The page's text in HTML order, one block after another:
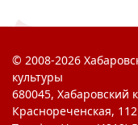
© 2008-2026
культуры
680045, Хабаровский
Краснореченская, 112